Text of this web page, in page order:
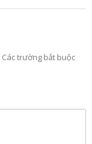
Các trường bắt buộc